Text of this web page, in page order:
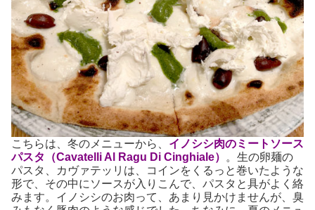
こちらは、冬のメニューから、 イノシシ肉のミートソース
パスタ（Cavatelli Al Ragu Di Cinghiale）
。生の卵麺の
パスタ、カヴァテッリは、コインをくるっと巻いたような
形で、その中にソースが入りこんで、パスタと具がよく絡
みます。イノシシのお肉って、あまり見かけませんが、臭